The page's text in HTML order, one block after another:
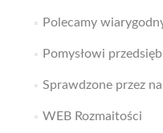
Polecamy
Pomysłowi
Sprawdzone przez
WEB Rozmaitości